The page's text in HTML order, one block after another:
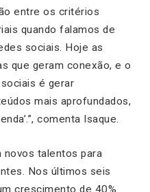
entre os critérios
quando falamos de
sociais. Hoje as
que geram conexão, e o
é gerar
mais aprofundados,
comenta Isaque.
novos talentos para
Nos últimos seis
crescimento de 40%